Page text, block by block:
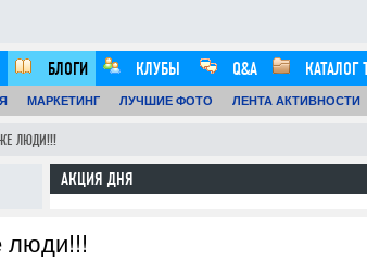
БЛОГИ КЛУБЫ Q&A КАТАЛОГ
МАРКЕТИНГ ЛУЧШИЕ ФОТО ЛЕНТА АКТИВНОСТИ
ЛЮДИ!!!
АКЦИЯ ДНЯ
люди!!!